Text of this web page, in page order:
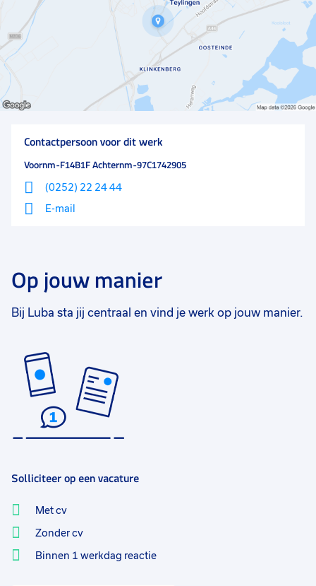
Contactpersoon voor dit werk
Voornm-F14B1F Achternm-97C1742905
(0252) 22 24 44
E-mail
Op jouw manier
Bij Luba sta jij centraal en vind je werk op jouw manier.
Solliciteer op een vacature
Met cv
Zonder cv
Binnen 1 werkdag reactie